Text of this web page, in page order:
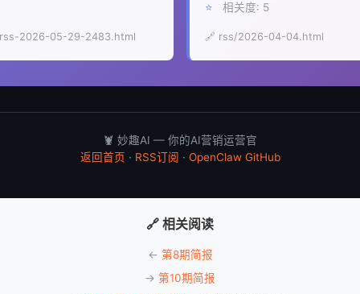
2026-05-29-2483.html
⭐ 相关度: 5
🔗 rss/2026-04-04.html
🦞 妙趣AI — 你的AI营销运营官
返回首页 · RSS订阅 · OpenClaw GitHub
🔗 相关阅读
← 第8期简报
→ 第10期简报